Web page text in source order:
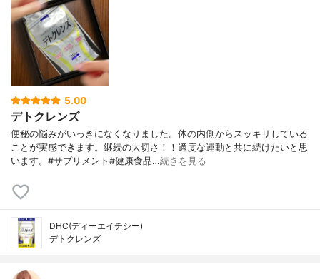
5.00
デトクレンズ
便秘の悩みがいっきになくなりました。体の内側からスッキリしている
ことが実感できます。継続の大切さ！！適度な運動と共に続けたいと思
います。#サプリメント#健康食品…続きを見る
DHC(ディーエイチシー)
デトクレンズ